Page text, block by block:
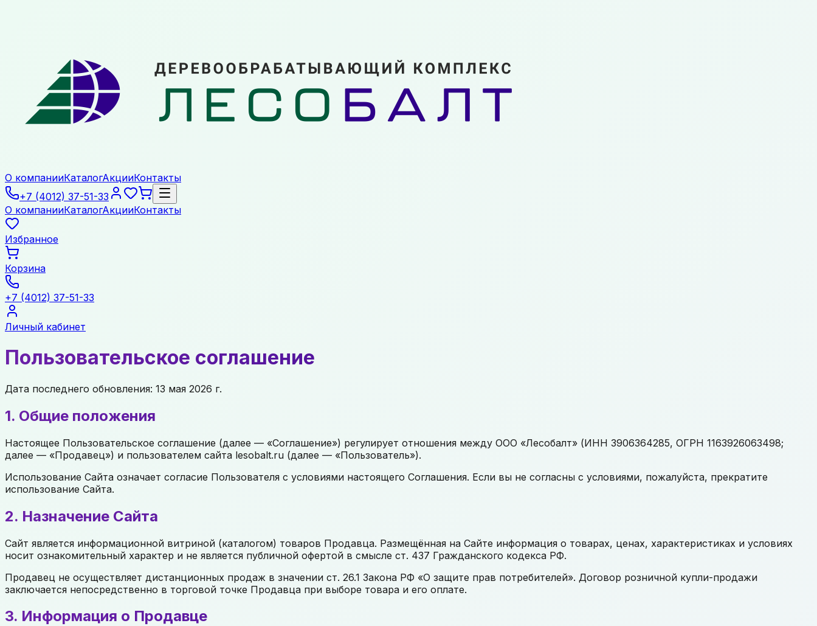
О компанииКаталогАкцииКонтакты
+7 (4012) 37-51-33
О компанииКаталогАкцииКонтакты
Избранное
Корзина
+7 (4012) 37-51-33
Личный кабинет
Пользовательское соглашение
Дата последнего обновления: 13 мая 2026 г.
1. Общие положения
Настоящее Пользовательское соглашение (далее — «Соглашение») регулирует отношения между ООО «Лесобалт» (ИНН 3906364285, ОГРН 1163926063498;
далее — «Продавец») и пользователем сайта lesobalt.ru (далее — «Пользователь»).
Использование Сайта означает согласие Пользователя с условиями настоящего Соглашения. Если вы не согласны с условиями, пожалуйста, прекратите
использование Сайта.
2. Назначение Сайта
Сайт является информационной витриной (каталогом) товаров Продавца. Размещённая на Сайте информация о товарах, ценах, характеристиках и условиях
носит ознакомительный характер и не является публичной офертой в смысле ст. 437 Гражданского кодекса РФ.
Продавец не осуществляет дистанционных продаж в значении ст. 26.1 Закона РФ «О защите прав потребителей». Договор розничной купли-продажи
заключается непосредственно в торговой точке Продавца при выборе товара и его оплате.
3. Информация о Продавце